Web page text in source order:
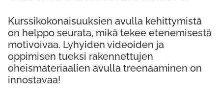
Kurssikokonaisuuksien avulla kehittymistä
on helppo seurata, mikä tekee etenemisestä
motivoivaa. Lyhyiden videoiden ja
oppimisen tueksi rakennettujen
oheismateriaalien avulla treenaaminen on
innostavaa!